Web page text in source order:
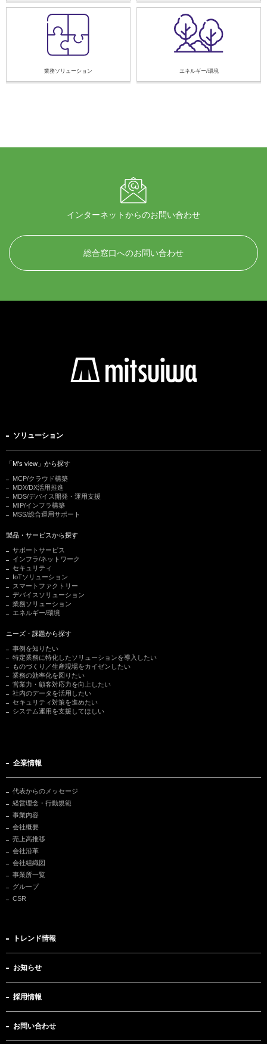
業務ソリューション エネルギー/環境
インターネットからのお問い合わせ
総合窓口へのお問い合わせ
ソリューション
「M's view」から探す
MCP/クラウド構築
MDX/DX活用推進
MDS/デバイス開発・運用支援
MIP/インフラ構築
MSS/総合運用サポート
製品・サービスから探す
サポートサービス
インフラ/ネットワーク
セキュリティ
IoTソリューション
スマートファクトリー
デバイスソリューション
業務ソリューション
エネルギー/環境
ニーズ・課題から探す
事例を知りたい
特定業務に特化したソリューションを導入したい
ものづくり／生産現場をカイゼンしたい
業務の効率化を図りたい
営業力・顧客対応力を向上したい
社内のデータを活用したい
セキュリティ対策を進めたい
システム運用を支援してほしい
企業情報
代表からのメッセージ
経営理念・行動規範
事業内容
会社概要
売上高推移
会社沿革
会社組織図
事業所一覧
グループ
CSR
トレンド情報
お知らせ
採用情報
お問い合わせ